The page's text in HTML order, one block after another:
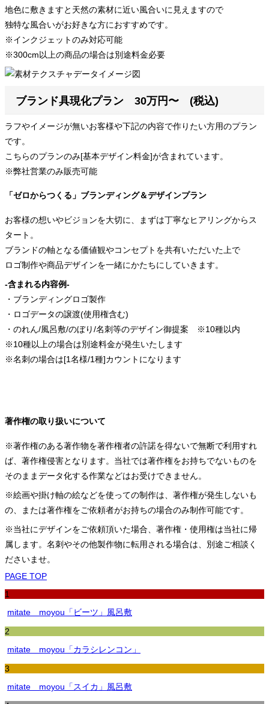
地色に敷きますと天然の素材に近い風合いに見えますので
独特な風合いがお好きな方におすすめです。
※インクジェットのみ対応可能
※300cm以上の商品の場合は別途料金必要
ブランド具現化プラン 30万円〜 (税込)
ラフやイメージが無いお客様や下記の内容で作りたい方用のプラン
です。
こちらのプランのみ[基本デザイン料金]が含まれています。
※弊社営業のみ販売可能
「ゼロからつくる」ブランディング＆デザインプラン
お客様の想いやビジョンを大切に、まずは丁寧なヒアリングからス
タート。
ブランドの軸となる価値観やコンセプトを共有いただいた上で
ロゴ制作や商品デザインを一緒にかたちにしていきます。
-含まれる内容例-
・ブランディングロゴ製作
・ロゴデータの譲渡(使用権含む)
・のれん/風呂敷/のぼり/名刺等のデザイン御提案 ※10種以内
※10種以上の場合は別途料金が発生いたします
※名刺の場合は[1名様/1種]カウントになります
著作権の取り扱いについて
※著作権のある著作物を著作権者の許諾を得ないで無断で利用すれ
ば、著作権侵害となります。当社では著作権をお持ちでないものを
そのままデータ化する作業などはお受けできません。
※絵画や掛け軸の絵などを使っての制作は、著作権が発生しないも
の、または著作権をご依頼者がお持ちの場合のみ制作可能です。
※当社にデザインをご依頼頂いた場合、著作権・使用権は当社に帰
属します。名刺やその他製作物に転用される場合は、別途ご相談く
ださいませ。
PAGE TOP
1
mitate moyou「ビーツ」風呂敷
2
mitate moyou「カラシレンコン」
3
mitate moyou「スイカ」風呂敷